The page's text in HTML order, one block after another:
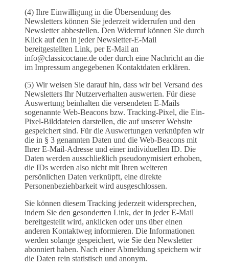
(4) Ihre Einwilligung in die Übersendung des
Newsletters können Sie jederzeit widerrufen und den
Newsletter abbestellen. Den Widerruf können Sie durch
Klick auf den in jeder Newsletter-E-Mail
bereitgestellten Link, per E-Mail an
info@classicoctane.de oder durch eine Nachricht an die
im Impressum angegebenen Kontaktdaten erklären.
(5) Wir weisen Sie darauf hin, dass wir bei Versand des
Newsletters Ihr Nutzerverhalten auswerten. Für diese
Auswertung beinhalten die versendeten E-Mails
sogenannte Web-Beacons bzw. Tracking-Pixel, die Ein-
Pixel-Bilddateien darstellen, die auf unserer Website
gespeichert sind. Für die Auswertungen verknüpfen wir
die in § 3 genannten Daten und die Web-Beacons mit
Ihrer E-Mail-Adresse und einer individuellen ID. Die
Daten werden ausschließlich pseudonymisiert erhoben,
die IDs werden also nicht mit Ihren weiteren
persönlichen Daten verknüpft, eine direkte
Personenbeziehbarkeit wird ausgeschlossen.
Sie können diesem Tracking jederzeit widersprechen,
indem Sie den gesonderten Link, der in jeder E-Mail
bereitgestellt wird, anklicken oder uns über einen
anderen Kontaktweg informieren. Die Informationen
werden solange gespeichert, wie Sie den Newsletter
abonniert haben. Nach einer Abmeldung speichern wir
die Daten rein statistisch und anonym.